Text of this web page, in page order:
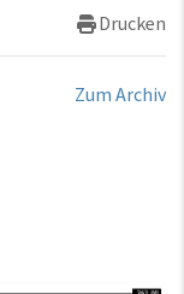
Drucken
Zum Archiv